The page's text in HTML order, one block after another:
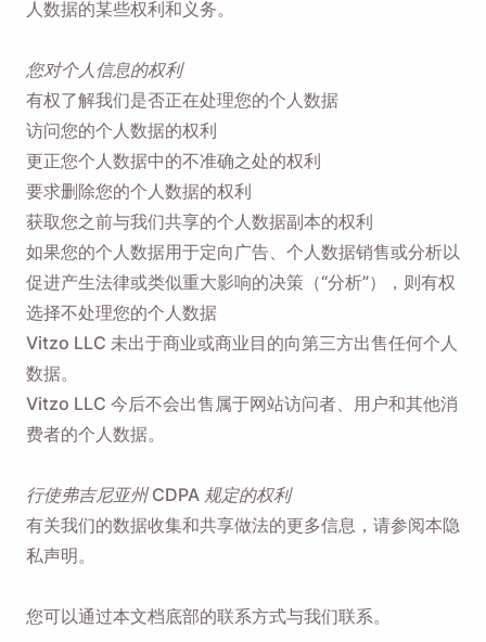
人数据的某些权利和义务。
您对个人信息的权利
有权了解我们是否正在处理您的个人数据
访问您的个人数据的权利
更正您个人数据中的不准确之处的权利
要求删除您的个人数据的权利
获取您之前与我们共享的个人数据副本的权利
如果您的个人数据用于定向广告、个人数据销售或分析以
促进产生法律或类似重大影响的决策（“分析”），则有权
选择不处理您的个人数据
Vitzo LLC 未出于商业或商业目的向第三方出售任何个人
数据。
Vitzo LLC 今后不会出售属于网站访问者、用户和其他消
费者的个人数据。
行使弗吉尼亚州 CDPA 规定的权利
有关我们的数据收集和共享做法的更多信息，请参阅本隐
私声明。
您可以通过本文档底部的联系方式与我们联系。